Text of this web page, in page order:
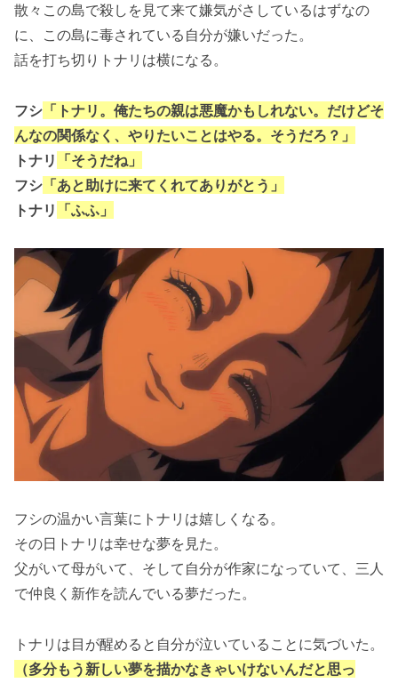
散々この島で殺しを見て来て嫌気がさしているはずなの
に、この島に毒されている自分が嫌いだった。
話を打ち切りトナリは横になる。
フシ 「トナリ。俺たちの親は悪魔かもしれない。だけどそ
んなの関係なく、やりたいことはやる。そうだろ？」
トナリ 「そうだね」
フシ 「あと助けに来てくれてありがとう」
トナリ 「ふふ」
フシの温かい言葉にトナリは嬉しくなる。
その日トナリは幸せな夢を見た。
父がいて母がいて、そして自分が作家になっていて、三人
で仲良く新作を読んでいる夢だった。
トナリは目が醒めると自分が泣いていることに気づいた。
（多分もう新しい夢を描かなきゃいけないんだと思っ